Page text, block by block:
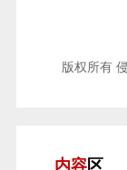
版权所有
内容区